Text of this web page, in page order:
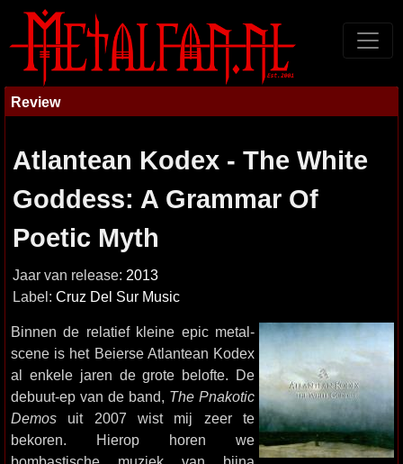
Review
Atlantean Kodex - The White
Goddess: A Grammar Of
Poetic Myth
Jaar van release: 2013
Label: Cruz Del Sur Music
Binnen de relatief kleine epic metal-
scene is het Beierse Atlantean Kodex
al enkele jaren de grote belofte. De
debuut-ep van de band, The Pnakotic
Demos uit 2007 wist mij zeer te
bekoren. Hierop horen we